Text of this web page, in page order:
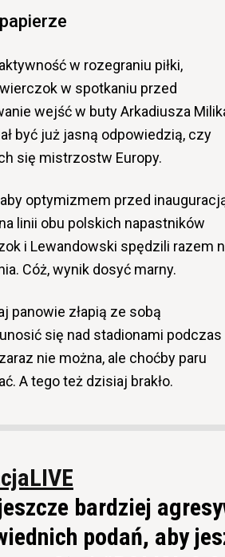
w rozegraniu piłki,
w spotkaniu przed
wejść w buty Arkadiusza
być już jasną odpowiedzią, czy
się mistrzostw Europy.
optymizmem przed
linii obu polskich napastników
i Lewandowski spędzili razem
Cóż, wynik dosyć marny.
panowie złapią ze sobą
się nad stadionami podczas
nie można, ale choćby paru
A tego też dzisiaj brakło.
bardziej
podań, aby